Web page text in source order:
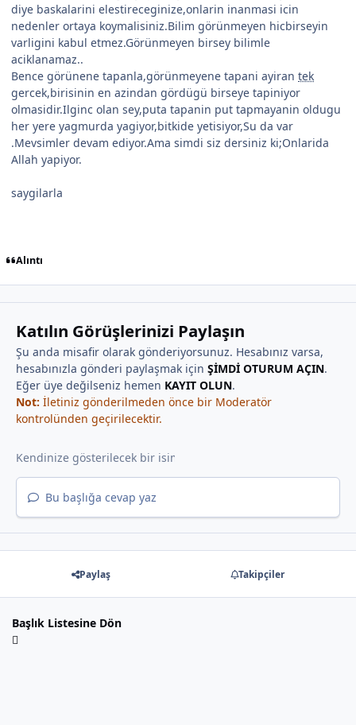
diye baskalarini elestireceginize,onlarin inanmasi icin
nedenler ortaya koymalisiniz.Bilim görünmeyen hicbirseyin
varligini kabul etmez.Görünmeyen birsey bilimle
aciklanamaz..
Bence görünene tapanla,görünmeyene tapani ayiran tek
gercek,birisinin en azindan gördügü birseye tapiniyor
olmasidir.Ilginc olan sey,puta tapanin put tapmayanin oldugu
her yere yagmurda yagiyor,bitkide yetisiyor,Su da var
.Mevsimler devam ediyor.Ama simdi siz dersiniz ki;Onlarida
Allah yapiyor.
saygilarla
Alıntı
Katılın Görüşlerinizi Paylaşın
Şu anda misafir olarak gönderiyorsunuz. Hesabınız varsa,
hesabınızla gönderi paylaşmak için ŞİMDİ OTURUM AÇIN.
Eğer üye değilseniz hemen KAYIT OLUN.
Not: İletiniz gönderilmeden önce bir Moderatör
kontrolünden geçirilecektir.
Bu başlığa cevap yaz
Paylaş Takipçiler
Başlık Listesine Dön